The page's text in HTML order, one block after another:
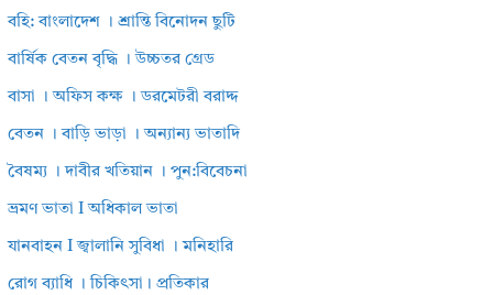
বহি: বাংলাদেশ । শ্রান্তি বিনোদন ছুটি
বার্ষিক বেতন বৃদ্ধি । উচ্চতর গ্রেড
বাসা । অফিস কক্ষ । ডরমেটরী বরাদ্দ
বেতন । বাড়ি ভাড়া । অন্যান্য ভাতাদি
বৈষম্য । দাবীর খতিয়ান । পুন:বিবেচনা
ভ্রমণ ভাতা I অধিকাল ভাতা
যানবাহন I জ্বালানি সুবিধা । মনিহারি
রোগ ব্যাধি । চিকিৎসা। প্রতিকার